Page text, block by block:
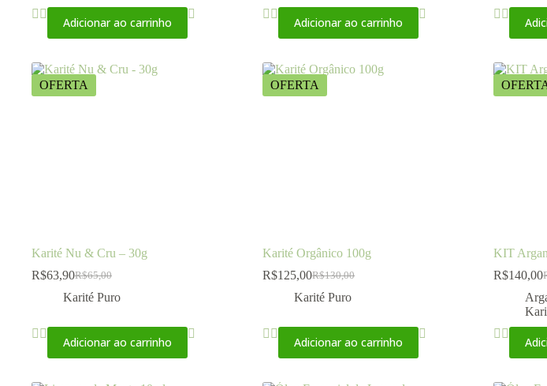
Adicionar ao carrinho Adicionar ao carrinho
OFERTA
Karité Nu & Cru – 30g
R$65,00
R$63,90
Karité Puro
Adicionar ao carrinho
OFERTA
Karité Orgânico 100g
R$130,00
R$125,00
Karité Puro
Adicionar ao carrinho
KIT
R$140,00